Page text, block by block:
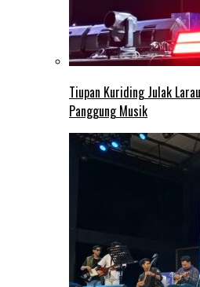
Tiupan Kuriding Julak
Panggung Musik